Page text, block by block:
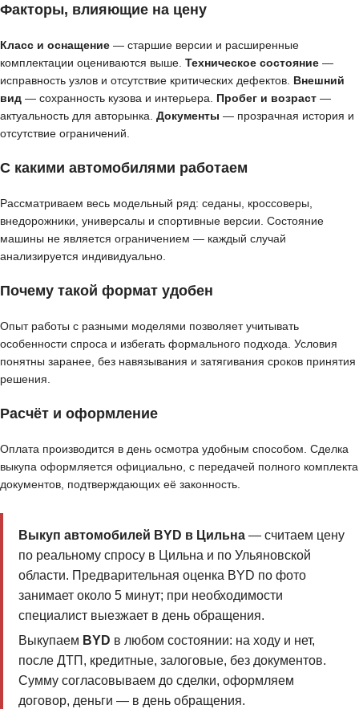
Факторы, влияющие на цену
Класс и оснащение — старшие версии и расширенные
комплектации оцениваются выше. Техническое состояние —
исправность узлов и отсутствие критических дефектов. Внешний
вид — сохранность кузова и интерьера. Пробег и возраст —
актуальность для авторынка. Документы — прозрачная история и
отсутствие ограничений.
С какими автомобилями работаем
Рассматриваем весь модельный ряд: седаны, кроссоверы,
внедорожники, универсалы и спортивные версии. Состояние
машины не является ограничением — каждый случай
анализируется индивидуально.
Почему такой формат удобен
Опыт работы с разными моделями позволяет учитывать
особенности спроса и избегать формального подхода. Условия
понятны заранее, без навязывания и затягивания сроков принятия
решения.
Расчёт и оформление
Оплата производится в день осмотра удобным способом. Сделка
выкупа оформляется официально, с передачей полного комплекта
документов, подтверждающих её законность.
Выкуп автомобилей BYD в Цильна— считаем цену
по реальному спросу в Цильна и по Ульяновской
области. Предварительная оценка BYD по фото
занимает около 5 минут; при необходимости
специалист выезжает в день обращения.
Выкупаем BYD в любом состоянии: на ходу и нет,
после ДТП, кредитные, залоговые, без документов.
Сумму согласовываем до сделки, оформляем
договор, деньги — в день обращения.